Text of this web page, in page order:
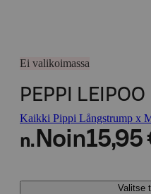
Ei valikoimassa
PEPPI
Kaikki Pippi Långstrump x
n. Noin15,95
Valitse